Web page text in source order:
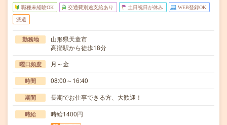
職種未経験OK 交通費別途支給あり 土日祝日が休み WEB登録OK
派遣
勤務地
山形県天童市
高擶駅から徒歩18分
曜日頻度 月～金
時間 08:00～16:40
期間 長期でお仕事できる方、大歓迎！
時給 時給1400円